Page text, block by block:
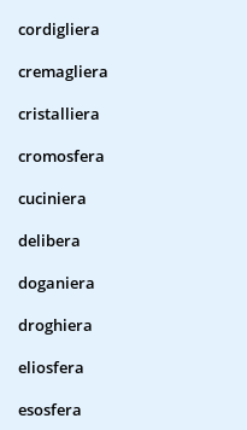
cordigliera
cremagliera
cristalliera
cromosfera
cuciniera
delibera
doganiera
droghiera
eliosfera
esosfera